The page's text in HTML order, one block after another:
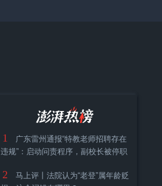
高校加持下大零号湾的协同发展
1
广东雷州通报“特教老师招聘存在
违规”：启动问责程序，副校长被停职
2
马上评丨法院认为“老登”属年龄贬